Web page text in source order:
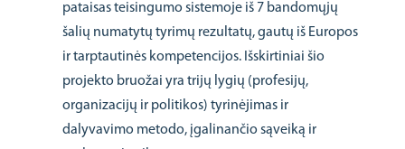
pataisas teisingumo sistemoje iš 7 bandomųjų
šalių numatytų tyrimų rezultatų, gautų iš Europos
ir tarptautinės kompetencijos. Išskirtiniai šio
projekto bruožai yra trijų lygių (profesijų,
organizacijų ir politikos) tyrinėjimas ir
dalyvavimo metodo, įgalinančio sąveiką ir